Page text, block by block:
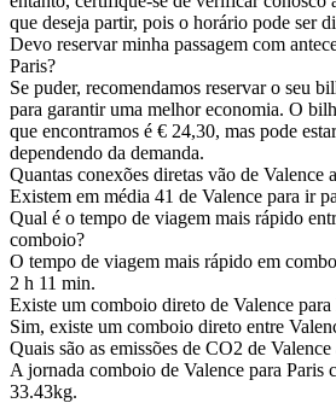
que deseja partir, pois o horário pode ser
Devo reservar minha passagem com
Paris?
Se puder, recomendamos reservar o seu
para garantir uma melhor economia. O
que encontramos é € 24,30, mas pode
dependendo da demanda.
Quantas conexões diretas vão de Valence
Existem em média 41 de Valence para ir
Qual é o tempo de viagem mais rápido
comboio?
O tempo de viagem mais rápido em
2 h 11 min.
Existe um comboio direto de Valence para
Sim, existe um comboio direto entre
Quais são as emissões de CO2 de
A jornada comboio de Valence para Paris
33.43kg.